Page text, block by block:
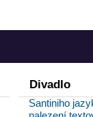
Divadlo
Santiniho